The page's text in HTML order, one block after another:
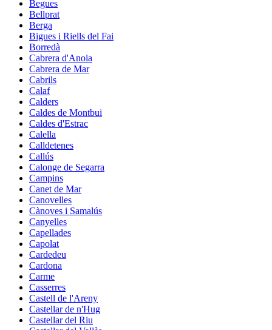
Begues
Bellprat
Berga
Bigues i Riells del Fai
Borredà
Cabrera d'Anoia
Cabrera de Mar
Cabrils
Calaf
Calders
Caldes de Montbui
Caldes d'Estrac
Calella
Calldetenes
Callús
Calonge de Segarra
Campins
Canet de Mar
Canovelles
Cànoves i Samalús
Canyelles
Capellades
Capolat
Cardedeu
Cardona
Carme
Casserres
Castell de l'Areny
Castellar de n'Hug
Castellar del Riu